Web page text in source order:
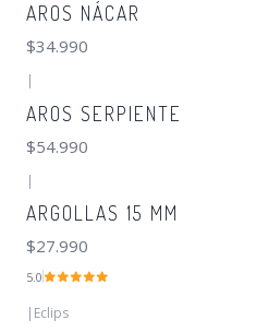
AROS NÁCAR
$34.990
AROS SERPIENTE
$54.990
|
ARGOLLAS 15 MM
$27.990
5.0
| Eclips